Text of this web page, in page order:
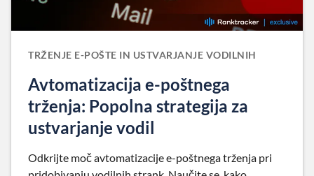
TRŽENJE E-POŠTE IN USTVARJANJE VODILNIH
Avtomatizacija e-poštnega
trženja: Popolna strategija za
ustvarjanje vodil
Odkrijte moč avtomatizacije e-poštnega trženja pri